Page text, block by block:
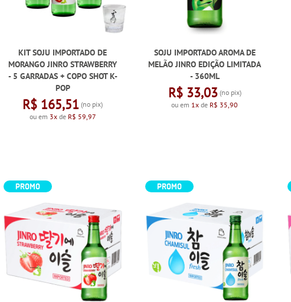
KIT SOJU IMPORTADO DE
MORANGO JINRO STRAWBERRY
- 5 GARRADAS + COPO SHOT K-
POP
R$ 165,51 (no pix)
ou em 3xde R$ 59,97
SOJU IMPORTADO AROMA DE
MELÃO JINRO EDIÇÃO LIMITADA
- 360ML
R$ 33,03(no pix)
ou em 1x de R$ 35,90
PROMO PROMO